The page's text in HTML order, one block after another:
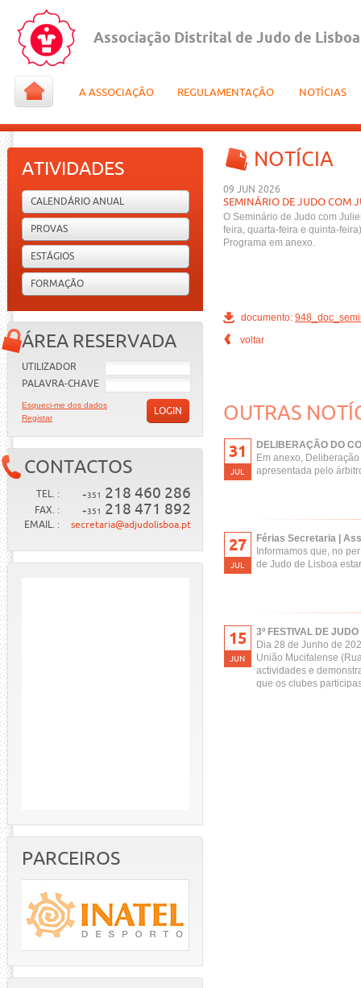
Associação Distrital de Judo de Lisboa
A ASSOCIAÇÃO REGULAMENTAÇÃO NOTÍCIAS
ATIVIDADES
CALENDÁRIO ANUAL
PROVAS
ESTÁGIOS
FORMAÇÃO
ÁREA RESERVADA
UTILIZADOR
PALAVRA-CHAVE
LOGIN
Esqueci-me dos dados
Registar
CONTACTOS
TEL. : +351 218 460 286
FAX. : +351 218 471 892
EMAIL. : secretaria@adjudolisboa.pt
PARCEIROS
NOTÍCIA
09 JUN 2026
SEMINÁRIO DE JUDO COM
O Seminário de Judo com
feira, quarta-feira e quinta-
Programa em anexo.
documento:
voltar
OUTRAS
31
JUL
DELIBERAÇÃO DO
Em anexo,
apresentada pelo
27
JUL
Férias Secretaria |
Informamos que, no
de Judo de Lisboa
15
JUN
3º FESTIVAL DE
Dia 28 de Junho de
União Mucifalense
actividades e
que os clubes